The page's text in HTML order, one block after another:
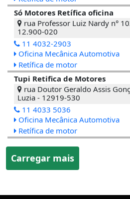
Só Motores Retífica oficina
rua Professor Luiz Nardy n°
12.900-020
11 4032-2903
Oficina Mecânica Automotiva
Retífica de motor
Tupi Retifica de Motores
rua Doutor Geraldo Assis
Luzia - 12919-530
11 4033 5036
Oficina Mecânica Automotiva
Retífica de motor
Carregar mais